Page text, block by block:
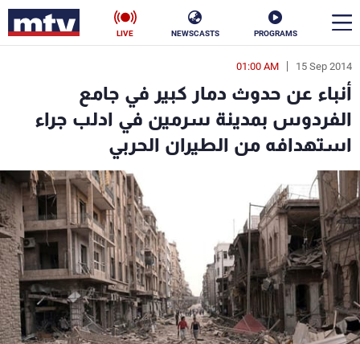
PROGRAMS
NEWSCASTS
LIVE
15 Sep 2014
01:00 AM
أنباء عن حدوث دمار كبير في جامع
الفردوس بمدينة سرمين في ادلب جراء
استهدافه من الطيران الحربي
en
الأخبار
سياسة ناس
إقتصاد
منوعات رياضة
كأس العالم
البرامج